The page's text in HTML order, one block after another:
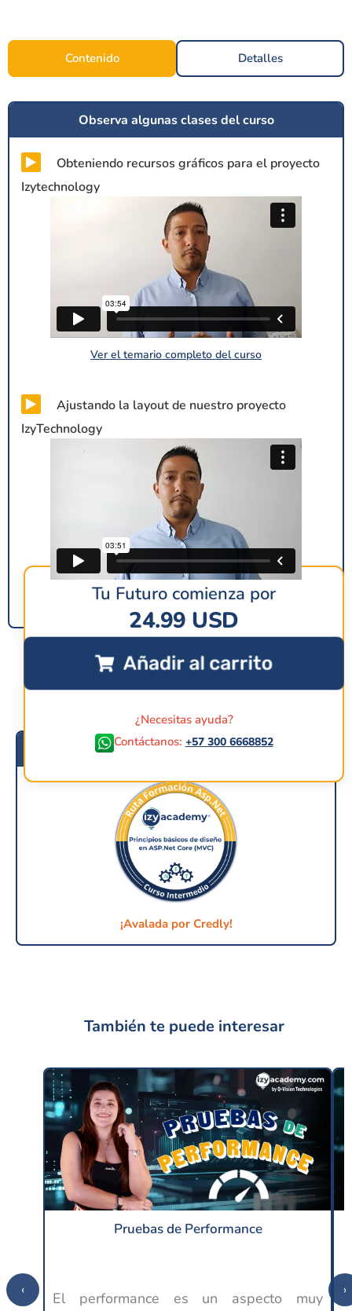
Tu Futuro comienza por
24.99 USD
Añadir al carrito
¿Necesitas ayuda?
Contáctanos: +57 300 6668852
Contenido Detalles
Observa algunas clases del curso
Obteniendo recursos gráficos para el proyecto
Izytechnology
Ver el temario completo del curso
Ajustando la layout de nuestro proyecto
IzyTechnology
Ver el temario completo del curso
¡Alcanza tu insignia!
¡Avalada por Credly!
También te puede interesar
Pruebas de Performance
El performance es un aspecto muy
‹ ›